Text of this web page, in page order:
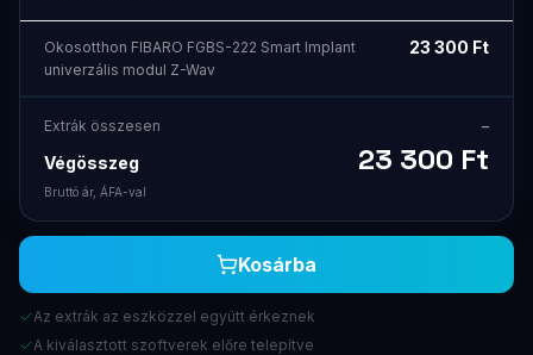
Okosotthon FIBARO FGBS-222 Smart Implant
univerzális modul Z-Wav
23 300 Ft
Extrák összesen –
Végösszeg 23 300 Ft
Bruttó ár, ÁFA-val
Kosárba
Az extrák az eszközzel együtt érkeznek
A kiválasztott szoftverek előre telepítve